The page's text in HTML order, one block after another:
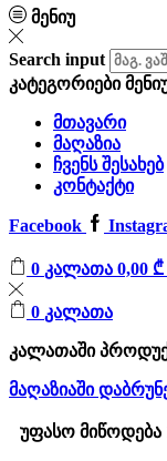
მენიუ
Search input
კატეგორიები
მთავარი
მაღაზია
ჩვენს შესახებ
კონტაქტი
Facebook
0 კალათა 0,00 ₾
0 კალათა
კალათაში
მაღაზიაში
უფასო მიწოდება